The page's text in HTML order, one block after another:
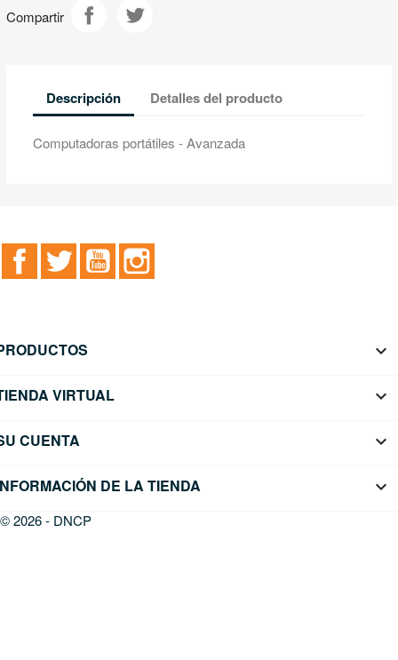
Compartir
Descripción Detalles del producto
Computadoras portátiles - Avanzada
FacebookTwitter YouTube

VIRTUAL 
CUENTA 
DE LA TIENDA keyboard_arrow_down
© 2026 - DNCP